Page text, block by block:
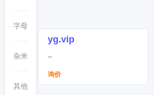
字母
杂米
其他
yg.vip
--
询价